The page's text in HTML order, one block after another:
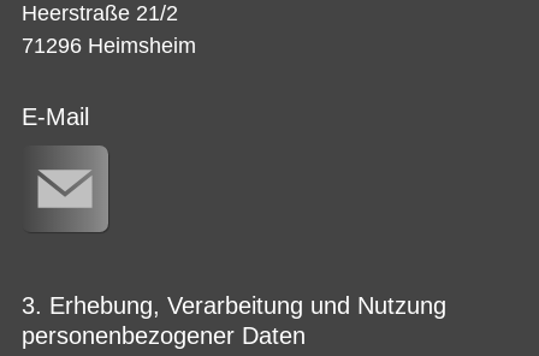
Heerstraße 21/2
71296 Heimsheim
E-Mail
3. Erhebung, Verarbeitung und Nutzung
personenbezogener Daten